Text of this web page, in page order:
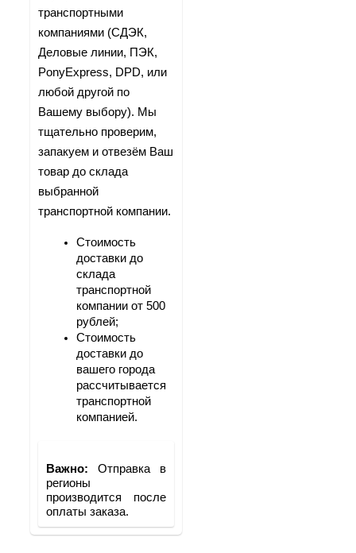
транспортными
компаниями (СДЭК,
Деловые линии, ПЭК,
PonyExpress, DPD, или
любой другой по
Вашему выбору). Мы
тщательно проверим,
запакуем и отвезём Ваш
товар до склада
выбранной
транспортной компании.
Стоимость
доставки до
склада
транспортной
компании от 500
рублей;
Стоимость
доставки до
вашего города
рассчитывается
транспортной
компанией.
Важно: Отправка в
регионы
производится после
оплаты заказа.